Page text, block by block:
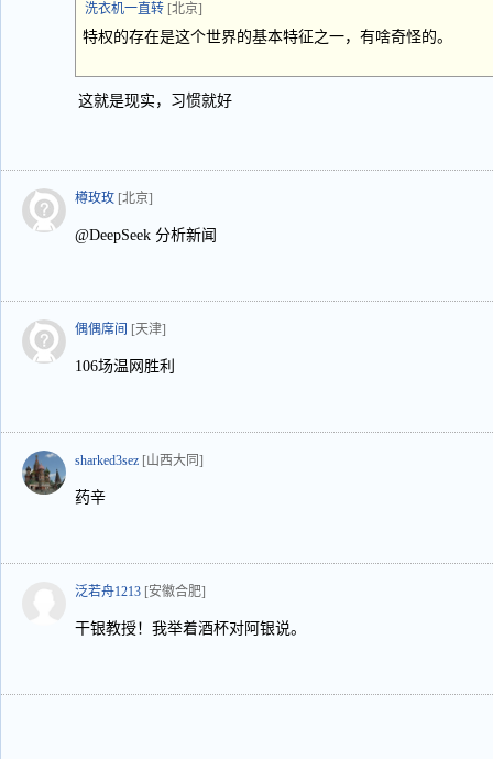
洗衣机一直转 [北京]
特权的存在是这个世界的基本特征之一，有啥奇怪的。
这就是现实，习惯就好
樽玫玫 [北京]
@DeepSeek 分析新闻
偶偶席间 [天津]
106场温网胜利
sharked3sez [山西大同]
药辛
泛若舟1213 [安徽合肥]
干银教授！我举着酒杯对阿银说。